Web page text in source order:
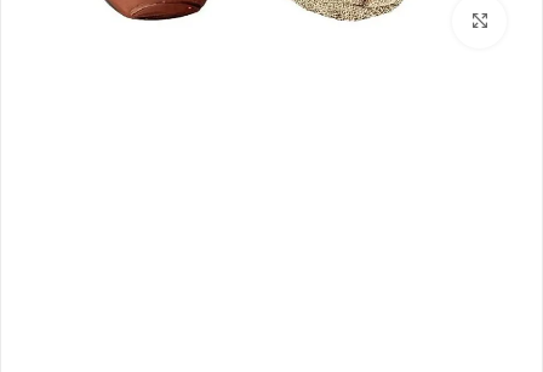
بزرگنمایی تصویر